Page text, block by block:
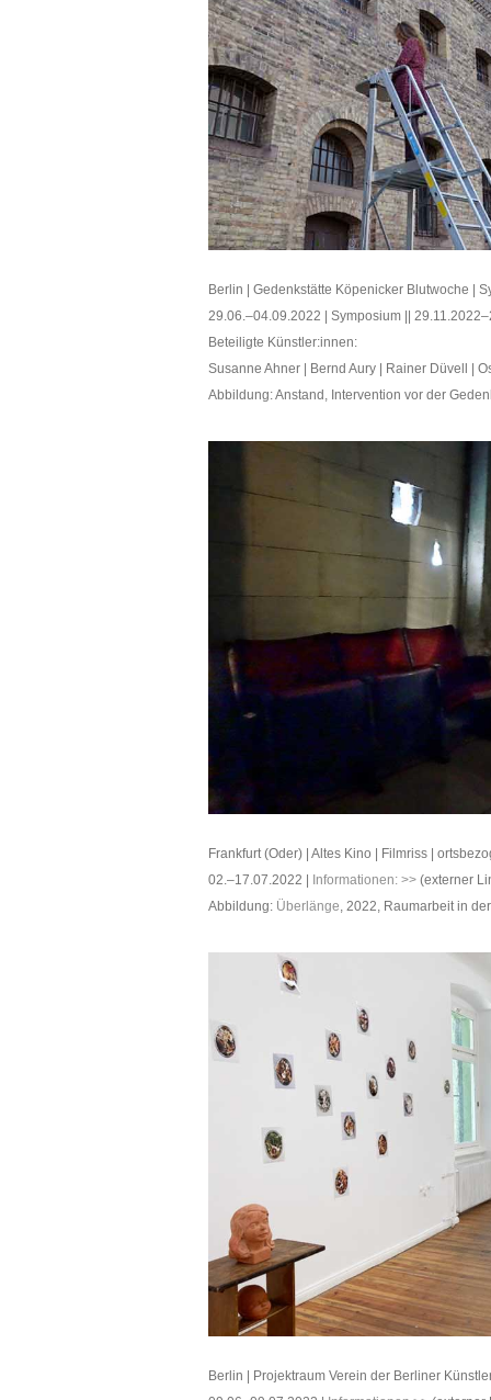
Berlin | Gedenkstätte Köpenicker Blutwoche |
29.06.–04.09.2022 | Symposium ||
Beteiligte Künstler:innen:
Susanne Ahner | Bernd Aury | Rainer Düvell |
Abbildung: Anstand, Intervention vor der
Frankfurt (Oder) | Altes Kino | Filmriss |
02.–17.07.2022 |
Informationen: >> (externer
Abbildung: Überlänge, 2022, Raumarbeit in
Berlin | Projektraum Verein der Berliner